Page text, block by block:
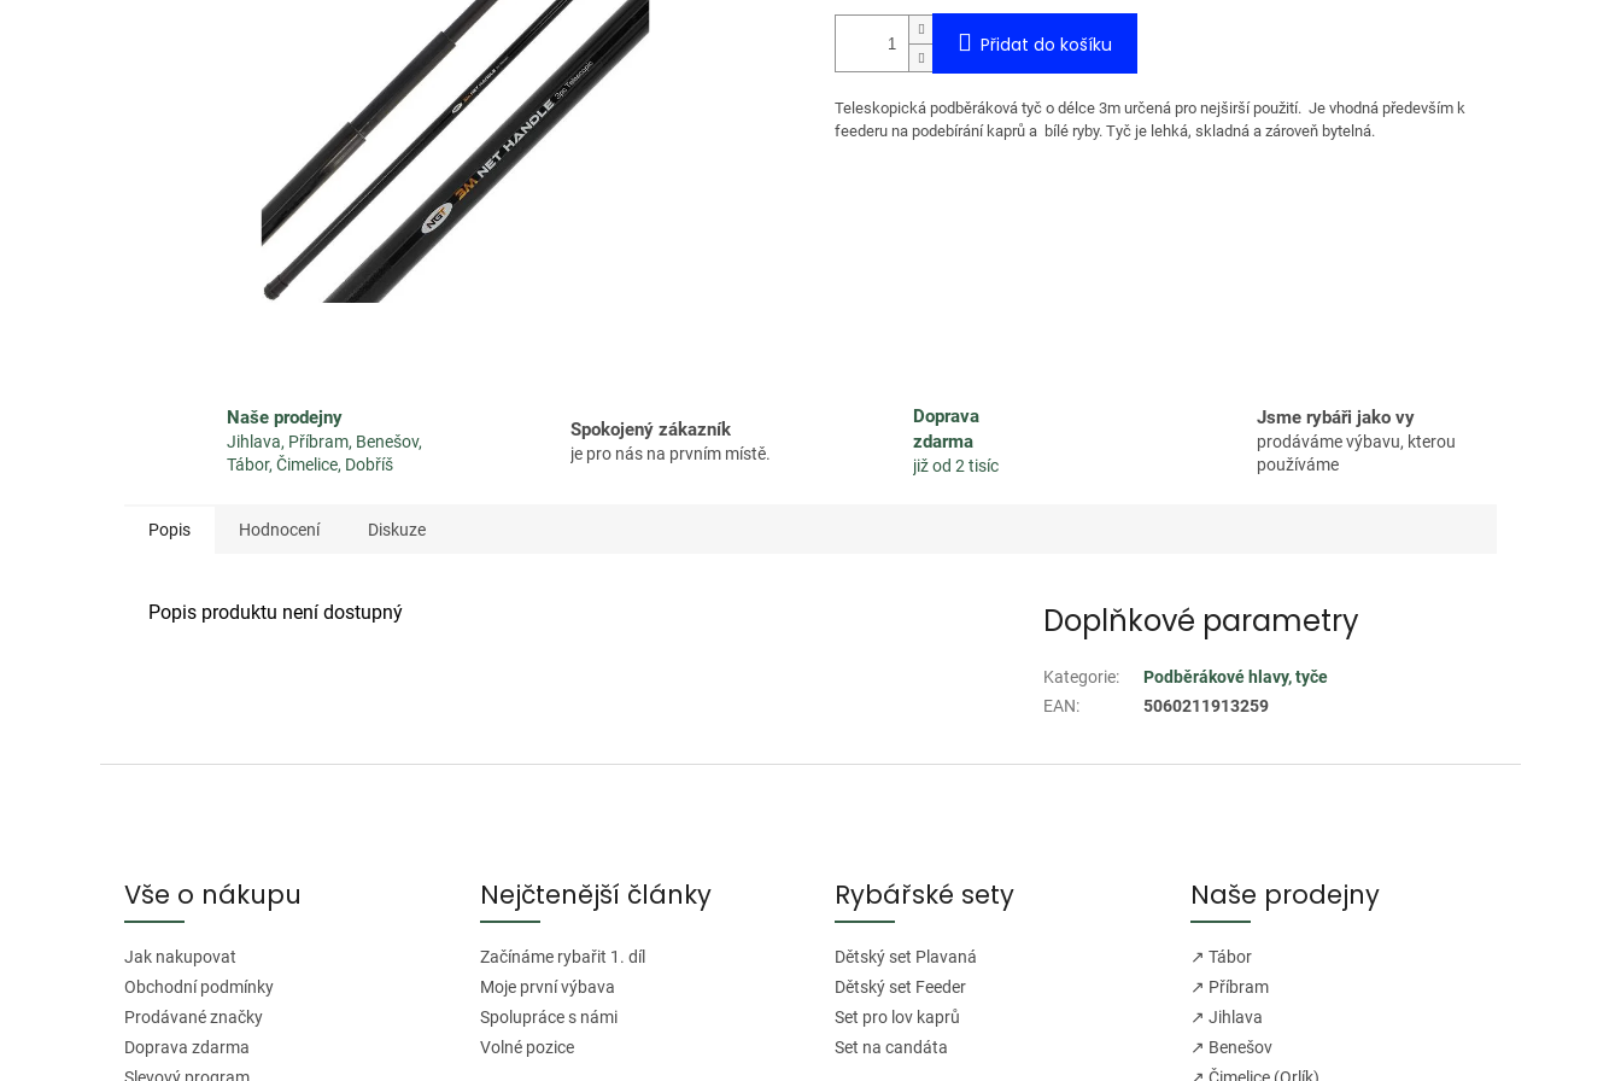
Přidat do košíku
Teleskopická podběráková tyč o délce 3m určená pro nejširší použití. Je vhodná především k
feederu na podebírání kaprů a bílé ryby. Tyč je lehká, skladná a zároveň bytelná.
Naše prodejny
Jihlava, Příbram, Benešov,
Tábor, Čimelice, Dobříš
Spokojený zákazník
je pro nás na prvním místě.
Doprava
zdarma
již od 2 tisíc
Jsme rybáři jako vy
prodáváme výbavu, kterou
používáme
Popis Hodnocení Diskuze
Popis produktu není dostupný Doplňkové parametry
Kategorie:
Podběrákové hlavy, tyče
EAN: 5060211913259
Vše o nákupu
Jak nakupovat
Obchodní podmínky
Prodávané značky
Doprava zdarma
Nejčtenější články
Začínáme rybařit 1. díl
Moje první výbava
Spolupráce s námi
Volné pozice
Rybářské sety
Dětský set Plavaná
Dětský set Feeder
Set pro lov kaprů
Set na candáta
Naše prodejny
↗ Tábor
↗ Příbram
↗ Jihlava
↗ Benešov